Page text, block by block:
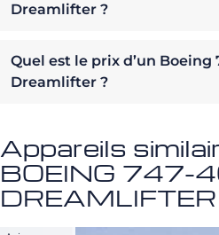
Dreamlifter ?
Quel est le prix d’un Boeing
Dreamlifter ?
Appareils
BOEING 747-
DREAMLIFTER